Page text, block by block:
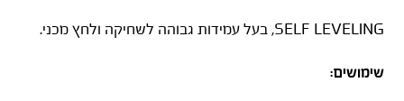
SELF LEVELING, בעל עמידות גבוהה לשחיקה ולחץ מכני.
שימושים: